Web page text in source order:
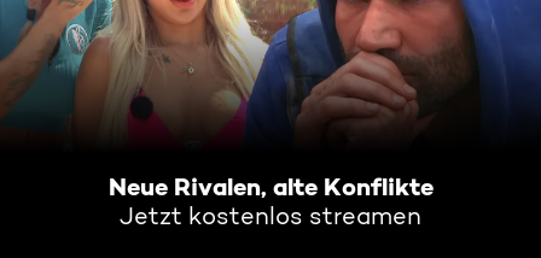
Neue Rivalen, alte Konflikte
Jetzt kostenlos streamen